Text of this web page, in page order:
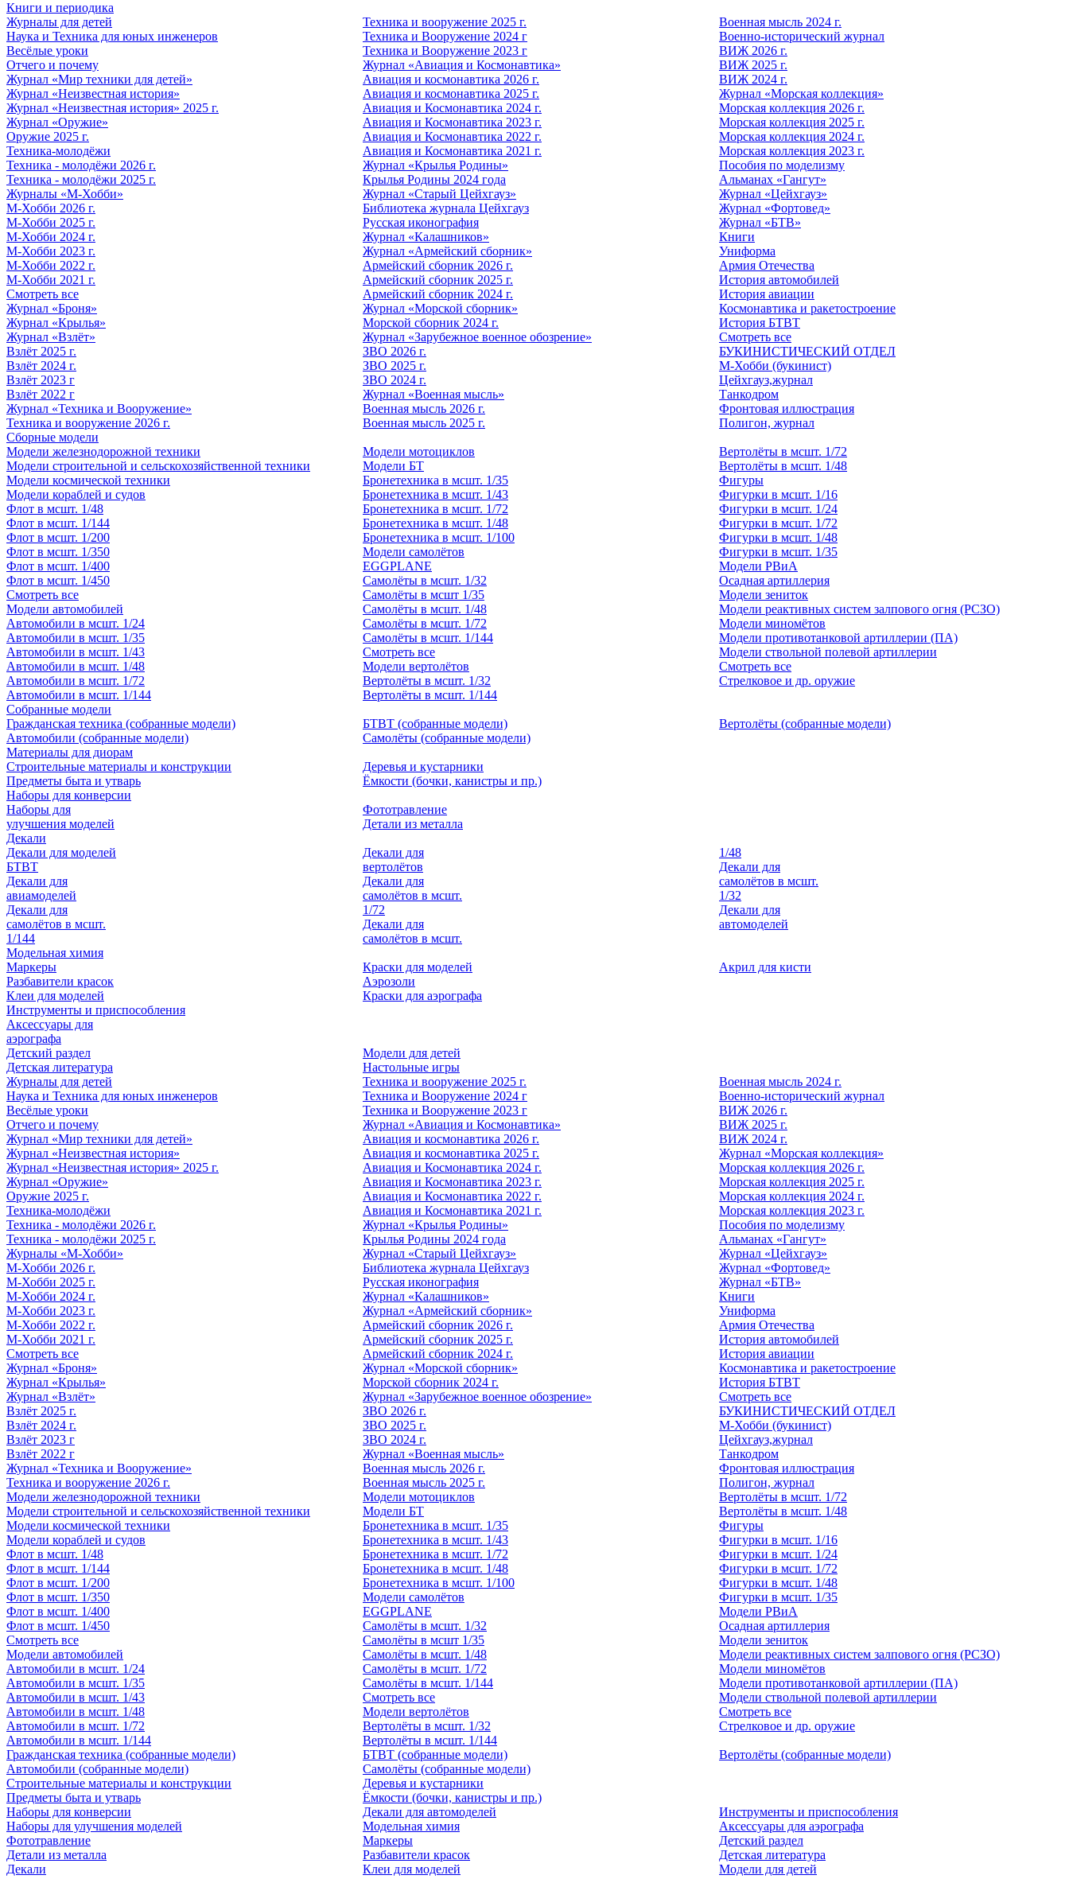
Книги и периодика
Журналы для детей
Наука и Техника для юных инженеров
Весёлые уроки
Отчего и почему
Журнал «Мир техники для детей»
Журнал «Неизвестная история»
Журнал «Неизвестная история» 2025 г.
Журнал «Оружие»
Оружие 2025 г.
Техника-молодёжи
Техника - молодёжи 2026 г.
Техника - молодёжи 2025 г.
Журналы «М-Хобби»
М-Хобби 2026 г.
М-Хобби 2025 г.
М-Хобби 2024 г.
М-Хобби 2023 г.
М-Хобби 2022 г.
М-Хобби 2021 г.
Смотреть все
Журнал «Броня»
Журнал «Крылья»
Журнал «Взлёт»
Взлёт 2025 г.
Взлёт 2024 г.
Взлёт 2023 г
Взлёт 2022 г
Журнал «Техника и Вооружение»
Техника и вооружение 2026 г.
Техника и вооружение 2025 г.
Техника и Вооружение 2024 г
Техника и Вооружение 2023 г
Журнал «Авиация и Космонавтика»
Авиация и космонавтика 2026 г.
Авиация и космонавтика 2025 г.
Авиация и Космонавтика 2024 г.
Авиация и Космонавтика 2023 г.
Авиация и Космонавтика 2022 г.
Авиация и Космонавтика 2021 г.
Журнал «Крылья Родины»
Крылья Родины 2024 года
Журнал «Старый Цейхгауз»
Библиотека журнала Цейхгауз
Русская иконография
Журнал «Калашников»
Журнал «Армейский сборник»
Армейский сборник 2026 г.
Армейский сборник 2025 г.
Армейский сборник 2024 г.
Журнал «Морской сборник»
Морской сборник 2024 г.
Журнал «Зарубежное военное обозрение»
ЗВО 2026 г.
ЗВО 2025 г.
ЗВО 2024 г.
Журнал «Военная мысль»
Военная мысль 2026 г.
Военная мысль 2025 г.
Военная мысль 2024 г.
Военно-исторический журнал
ВИЖ 2026 г.
ВИЖ 2025 г.
ВИЖ 2024 г.
Журнал «Морская коллекция»
Морская коллекция 2026 г.
Морская коллекция 2025 г.
Морская коллекция 2024 г.
Морская коллекция 2023 г.
Пособия по моделизму
Альманах «Гангут»
Журнал «Цейхгауз»
Журнал «Фортовед»
Журнал «БТВ»
Книги
Униформа
Армия Отечества
История автомобилей
История авиации
Космонавтика и ракетостроение
История БТВТ
Смотреть все
БУКИНИСТИЧЕСКИЙ ОТДЕЛ
М-Хобби (букинист)
Цейхгауз,журнал
Танкодром
Фронтовая иллюстрация
Полигон, журнал
Сборные модели
Модели железнодорожной техники
Модели строительной и сельскохозяйственной техники
Модели космической техники
Модели кораблей и судов
Флот в мсшт. 1/48
Флот в мсшт. 1/144
Флот в мсшт. 1/200
Флот в мсшт. 1/350
Флот в мсшт. 1/400
Флот в мсшт. 1/450
Смотреть все
Модели автомобилей
Автомобили в мсшт. 1/24
Автомобили в мсшт. 1/35
Автомобили в мсшт. 1/43
Автомобили в мсшт. 1/48
Автомобили в мсшт. 1/72
Автомобили в мсшт. 1/144
Модели мотоциклов
Модели БТ
Бронетехника в мсшт. 1/35
Бронетехника в мсшт. 1/43
Бронетехника в мсшт. 1/72
Бронетехника в мсшт. 1/48
Бронетехника в мсшт. 1/100
Модели самолётов
EGGPLANE
Самолёты в мсшт. 1/32
Самолёты в мсшт 1/35
Самолёты в мсшт. 1/48
Самолёты в мсшт. 1/72
Самолёты в мсшт. 1/144
Смотреть все
Модели вертолётов
Вертолёты в мсшт. 1/32
Вертолёты в мсшт. 1/144
Вертолёты в мсшт. 1/72
Вертолёты в мсшт. 1/48
Фигуры
Фигурки в мсшт. 1/16
Фигурки в мсшт. 1/24
Фигурки в мсшт. 1/72
Фигурки в мсшт. 1/48
Фигурки в мсшт. 1/35
Модели РВиА
Осадная артиллерия
Модели зениток
Модели реактивных систем залпового огня (РСЗО)
Модели миномётов
Модели противотанковой артиллерии (ПА)
Модели ствольной полевой артиллерии
Смотреть все
Стрелковое и др. оружие
Собранные модели
Гражданская техника (собранные модели)
Автомобили (собранные модели)
БТВТ (собранные модели)
Самолёты (собранные модели)
Вертолёты (собранные модели)
Материалы для диорам
Строительные материалы и конструкции
Предметы быта и утварь
Деревья и кустарники
Ёмкости (бочки, канистры и пр.)
Наборы для конверсии
Наборы для
улучшения моделей
Фототравление
Детали из металла
Декали
Декали для моделей
БТВТ
Декали для
авиамоделей
Декали для
самолётов в мсшт.
1/144
Декали для
вертолётов
Декали для
самолётов в мсшт.
1/72
Декали для
самолётов в мсшт.
1/48
Декали для
самолётов в мсшт.
1/32
Декали для
автомоделей
Модельная химия
Маркеры
Разбавители красок
Клеи для моделей
Краски для моделей
Аэрозоли
Краски для аэрографа
Акрил для кисти
Инструменты и приспособления
Аксессуары для
аэрографа
Детский раздел
Детская литература
Модели для детей
Настольные игры
Журналы для детей
Наука и Техника для юных инженеров
Весёлые уроки
Отчего и почему
Журнал «Мир техники для детей»
Журнал «Неизвестная история»
Журнал «Неизвестная история» 2025 г.
Журнал «Оружие»
Оружие 2025 г.
Техника-молодёжи
Техника - молодёжи 2026 г.
Техника - молодёжи 2025 г.
Журналы «М-Хобби»
М-Хобби 2026 г.
М-Хобби 2025 г.
М-Хобби 2024 г.
М-Хобби 2023 г.
М-Хобби 2022 г.
М-Хобби 2021 г.
Смотреть все
Журнал «Броня»
Журнал «Крылья»
Журнал «Взлёт»
Взлёт 2025 г.
Взлёт 2024 г.
Взлёт 2023 г
Взлёт 2022 г
Журнал «Техника и Вооружение»
Техника и вооружение 2026 г.
Техника и вооружение 2025 г.
Техника и Вооружение 2024 г
Техника и Вооружение 2023 г
Журнал «Авиация и Космонавтика»
Авиация и космонавтика 2026 г.
Авиация и космонавтика 2025 г.
Авиация и Космонавтика 2024 г.
Авиация и Космонавтика 2023 г.
Авиация и Космонавтика 2022 г.
Авиация и Космонавтика 2021 г.
Журнал «Крылья Родины»
Крылья Родины 2024 года
Журнал «Старый Цейхгауз»
Библиотека журнала Цейхгауз
Русская иконография
Журнал «Калашников»
Журнал «Армейский сборник»
Армейский сборник 2026 г.
Армейский сборник 2025 г.
Армейский сборник 2024 г.
Журнал «Морской сборник»
Морской сборник 2024 г.
Журнал «Зарубежное военное обозрение»
ЗВО 2026 г.
ЗВО 2025 г.
ЗВО 2024 г.
Журнал «Военная мысль»
Военная мысль 2026 г.
Военная мысль 2025 г.
Военная мысль 2024 г.
Военно-исторический журнал
ВИЖ 2026 г.
ВИЖ 2025 г.
ВИЖ 2024 г.
Журнал «Морская коллекция»
Морская коллекция 2026 г.
Морская коллекция 2025 г.
Морская коллекция 2024 г.
Морская коллекция 2023 г.
Пособия по моделизму
Альманах «Гангут»
Журнал «Цейхгауз»
Журнал «Фортовед»
Журнал «БТВ»
Книги
Униформа
Армия Отечества
История автомобилей
История авиации
Космонавтика и ракетостроение
История БТВТ
Смотреть все
БУКИНИСТИЧЕСКИЙ ОТДЕЛ
М-Хобби (букинист)
Цейхгауз,журнал
Танкодром
Фронтовая иллюстрация
Полигон, журнал
Модели железнодорожной техники
Модели строительной и сельскохозяйственной техники
Модели космической техники
Модели кораблей и судов
Флот в мсшт. 1/48
Флот в мсшт. 1/144
Флот в мсшт. 1/200
Флот в мсшт. 1/350
Флот в мсшт. 1/400
Флот в мсшт. 1/450
Смотреть все
Модели автомобилей
Автомобили в мсшт. 1/24
Автомобили в мсшт. 1/35
Автомобили в мсшт. 1/43
Автомобили в мсшт. 1/48
Автомобили в мсшт. 1/72
Автомобили в мсшт. 1/144
Модели мотоциклов
Модели БТ
Бронетехника в мсшт. 1/35
Бронетехника в мсшт. 1/43
Бронетехника в мсшт. 1/72
Бронетехника в мсшт. 1/48
Бронетехника в мсшт. 1/100
Модели самолётов
EGGPLANE
Самолёты в мсшт. 1/32
Самолёты в мсшт 1/35
Самолёты в мсшт. 1/48
Самолёты в мсшт. 1/72
Самолёты в мсшт. 1/144
Смотреть все
Модели вертолётов
Вертолёты в мсшт. 1/32
Вертолёты в мсшт. 1/144
Вертолёты в мсшт. 1/72
Вертолёты в мсшт. 1/48
Фигуры
Фигурки в мсшт. 1/16
Фигурки в мсшт. 1/24
Фигурки в мсшт. 1/72
Фигурки в мсшт. 1/48
Фигурки в мсшт. 1/35
Модели РВиА
Осадная артиллерия
Модели зениток
Модели реактивных систем залпового огня (РСЗО)
Модели миномётов
Модели противотанковой артиллерии (ПА)
Модели ствольной полевой артиллерии
Смотреть все
Стрелковое и др. оружие
Гражданская техника (собранные модели)
Автомобили (собранные модели)
БТВТ (собранные модели)
Самолёты (собранные модели)
Вертолёты (собранные модели)
Строительные материалы и конструкции
Предметы быта и утварь
Деревья и кустарники
Ёмкости (бочки, канистры и пр.)
Наборы для конверсии
Наборы для улучшения моделей
Фототравление
Детали из металла
Декали
Декали для автомоделей
Модельная химия
Маркеры
Разбавители красок
Клеи для моделей
Инструменты и приспособления
Аксессуары для аэрографа
Детский раздел
Детская литература
Модели для детей